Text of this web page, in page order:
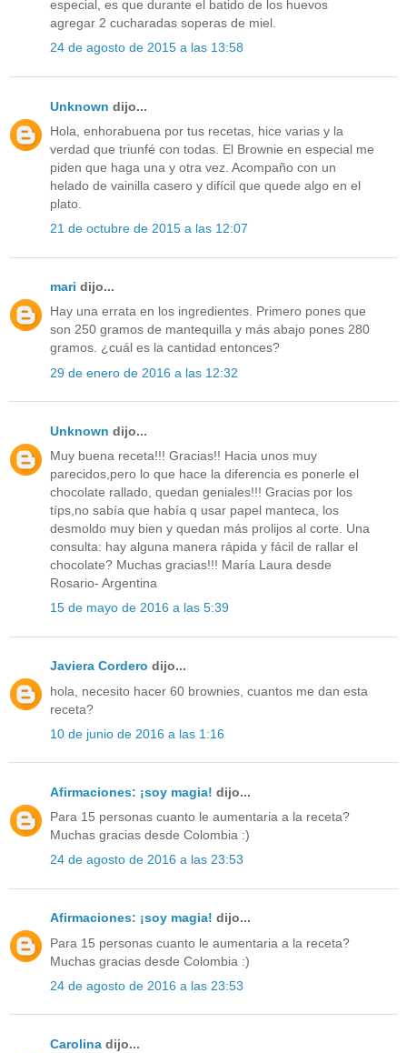
especial, es que durante el batido de los huevos
agregar 2 cucharadas soperas de miel.
24 de agosto de 2015 a las 13:58
Unknown dijo...
Hola, enhorabuena por tus recetas, hice varias y la
verdad que triunfé con todas. El Brownie en especial me
piden que haga una y otra vez. Acompaño con un
helado de vainilla casero y difícil que quede algo en el
plato.
21 de octubre de 2015 a las 12:07
mari dijo...
Hay una errata en los ingredientes. Primero pones que
son 250 gramos de mantequilla y más abajo pones 280
gramos. ¿cuál es la cantidad entonces?
29 de enero de 2016 a las 12:32
Unknown dijo...
Muy buena receta!!! Gracias!! Hacia unos muy
parecidos,pero lo que hace la diferencia es ponerle el
chocolate rallado, quedan geniales!!! Gracias por los
típs,no sabía que había q usar papel manteca, los
desmoldo muy bien y quedan más prolijos al corte. Una
consulta: hay alguna manera rápida y fácil de rallar el
chocolate? Muchas gracias!!! María Laura desde
Rosario- Argentina
15 de mayo de 2016 a las 5:39
Javiera Cordero dijo...
hola, necesito hacer 60 brownies, cuantos me dan esta
receta?
10 de junio de 2016 a las 1:16
Afirmaciones: ¡soy magia! dijo...
Para 15 personas cuanto le aumentaria a la receta?
Muchas gracias desde Colombia :)
24 de agosto de 2016 a las 23:53
Afirmaciones: ¡soy magia! dijo...
Para 15 personas cuanto le aumentaria a la receta?
Muchas gracias desde Colombia :)
24 de agosto de 2016 a las 23:53
Carolina dijo...